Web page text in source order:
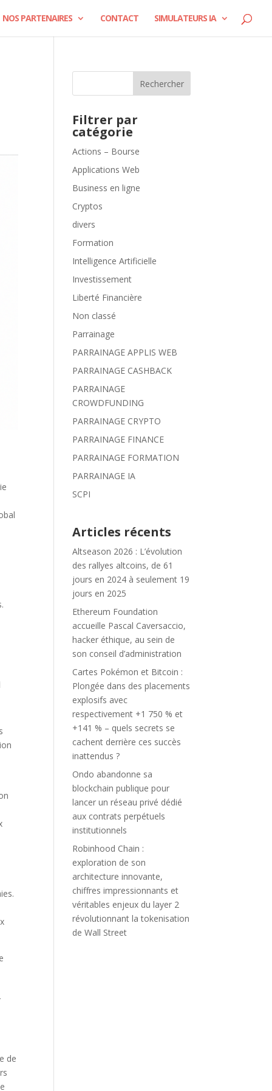
NOS PARTENAIRES CONTACT SIMULATEURS IA
de
Rechercher
Filtrer par
catégorie
Actions – Bourse
Applications Web
Business en ligne
Cryptos
divers
Formation
Intelligence Artificielle
Investissement
Liberté Financière
Non classé
Parrainage
PARRAINAGE APPLIS WEB
PARRAINAGE CASHBACK
PARRAINAGE
CROWDFUNDING
PARRAINAGE CRYPTO
PARRAINAGE FINANCE
PARRAINAGE FORMATION
PARRAINAGE IA
SCPI
Articles récents
Altseason 2026 : L’évolution
des rallyes altcoins, de 61
jours en 2024 à seulement 19
jours en 2025
Ethereum Foundation
accueille Pascal Caversaccio,
hacker éthique, au sein de
son conseil d’administration
Cartes Pokémon et Bitcoin :
Plongée dans des placements
explosifs avec
respectivement +1 750 % et
+141 % – quels secrets se
cachent derrière ces succès
inattendus ?
Ondo abandonne sa
blockchain publique pour
lancer un réseau privé dédié
aux contrats perpétuels
institutionnels
Robinhood Chain :
exploration de son
architecture innovante,
chiffres impressionnants et
véritables enjeux du layer 2
révolutionnant la tokenisation
de Wall Street